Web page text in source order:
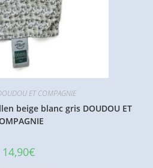
ET COMPAGNIE
beige blanc gris DOUDOU ET
14,90€